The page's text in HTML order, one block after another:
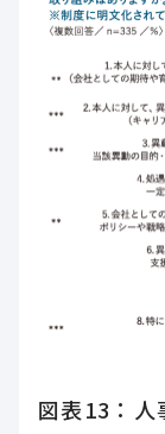
図表13：人